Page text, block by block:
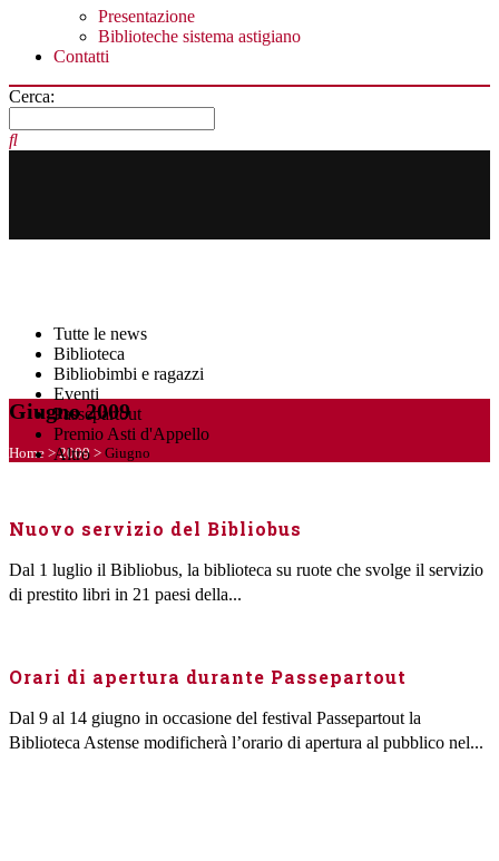
Presentazione
Biblioteche sistema astigiano
Contatti
Cerca:
Giugno 2009
Home >2009 > Giugno
Tutte le news
Biblioteca
Bibliobimbi e ragazzi
Eventi
Passepartout
Premio Asti d'Appello
Altro
Nuovo servizio del Bibliobus
Dal 1 luglio il Bibliobus, la biblioteca su ruote che svolge il servizio
di prestito libri in 21 paesi della...
Orari di apertura durante Passepartout
Dal 9 al 14 giugno in occasione del festival Passepartout la
Biblioteca Astense modificherà l’orario di apertura al pubblico nel...